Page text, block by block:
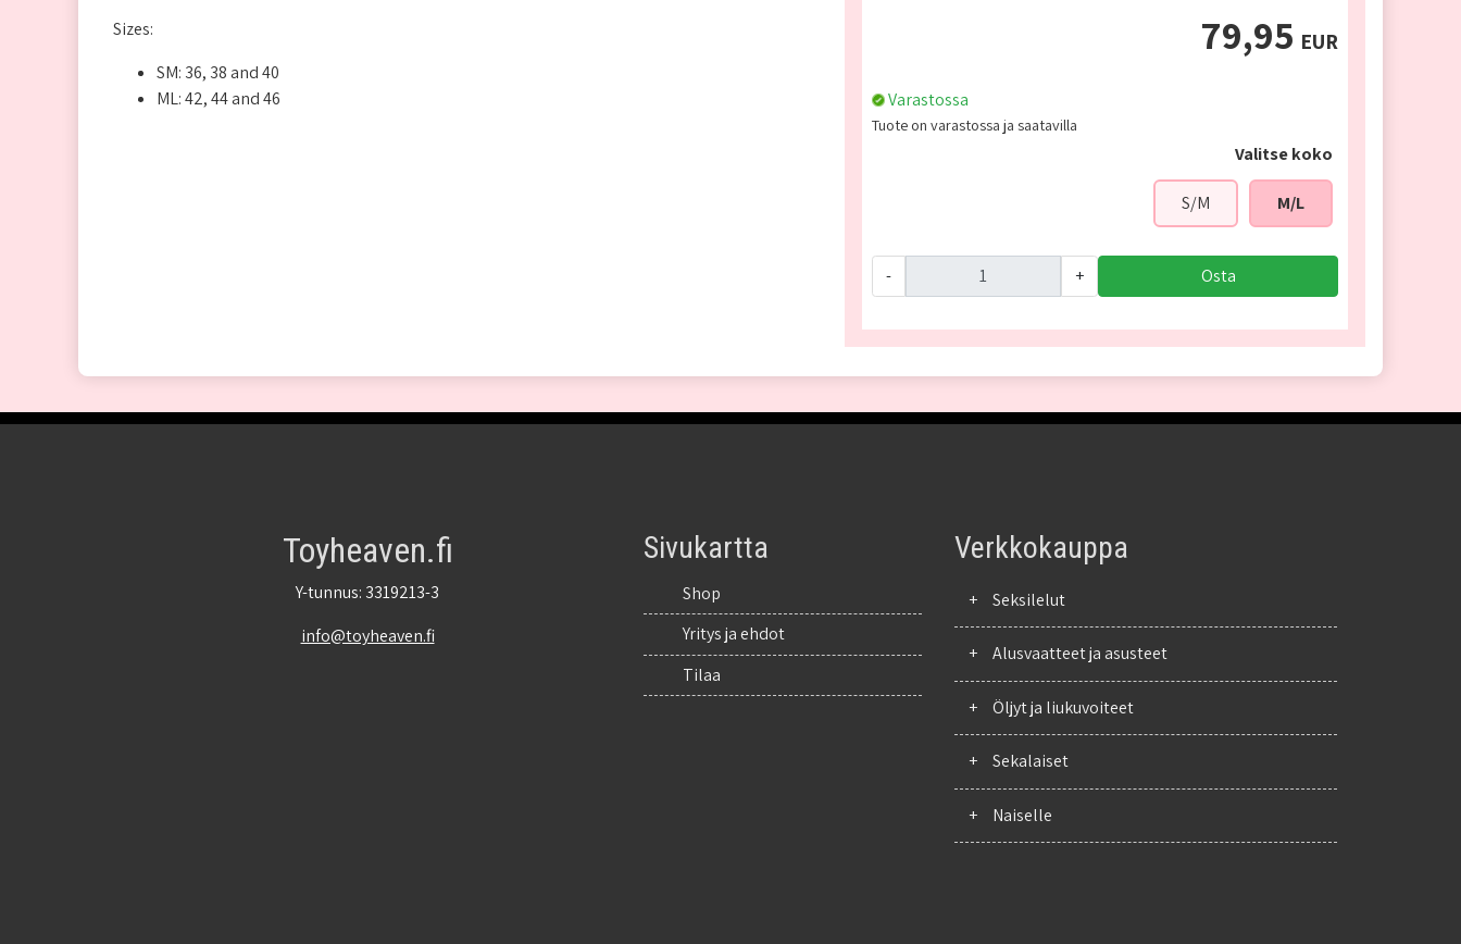
Sizes:
SM: 36, 38 and 40
ML: 42, 44 and 46
79,95 EUR
Varastossa
Tuote on varastossa ja saatavilla
Valitse koko
S/M M/L
- + Osta
Toyheaven.fi
Y-tunnus: 3319213-3
info@toyheaven.fi
Sivukartta
Shop
Yritys ja ehdot
Tilaa
Verkkokauppa
+ Seksilelut
+ Alusvaatteet ja asusteet
+ Öljyt ja liukuvoiteet
+ Sekalaiset
+ Naiselle